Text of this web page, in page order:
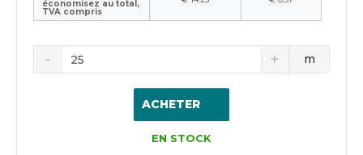
économisez au total,
TVA compris
m
ACHETER
EN STOCK